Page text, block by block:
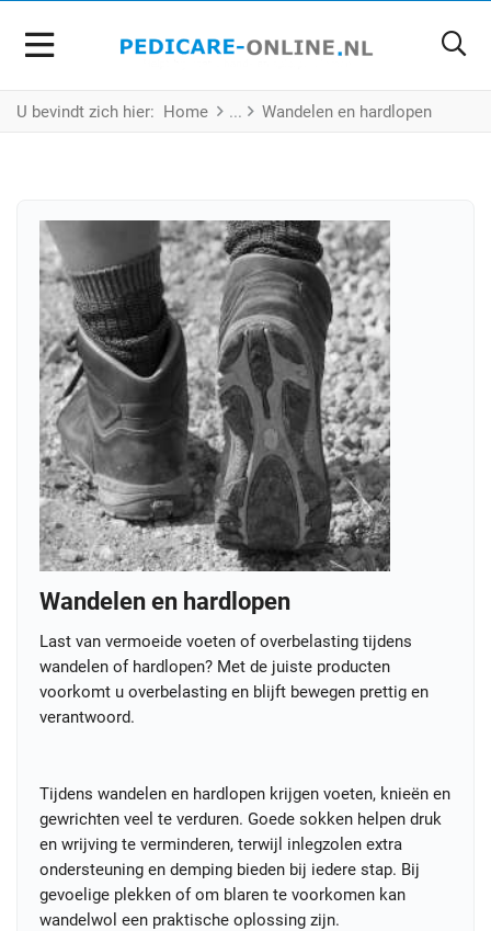
U bevindt zich hier: Home Wandelen en hardlopen
Wandelen en hardlopen
Last van vermoeide voeten of overbelasting tijdens
wandelen of hardlopen? Met de juiste producten
voorkomt u overbelasting en blijft bewegen prettig en
verantwoord.
Tijdens wandelen en hardlopen krijgen voeten, knieën en
gewrichten veel te verduren. Goede sokken helpen druk
en wrijving te verminderen, terwijl inlegzolen extra
ondersteuning en demping bieden bij iedere stap. Bij
gevoelige plekken of om blaren te voorkomen kan
wandelwol een praktische oplossing zijn.